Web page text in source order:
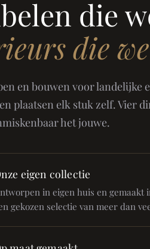
die
die
en bouwen voor landelijke
plaatsen elk stuk zelf. Vier
het jouwe.
eigen collectie
in eigen huis en gemaakt
gekozen selectie van meer dan